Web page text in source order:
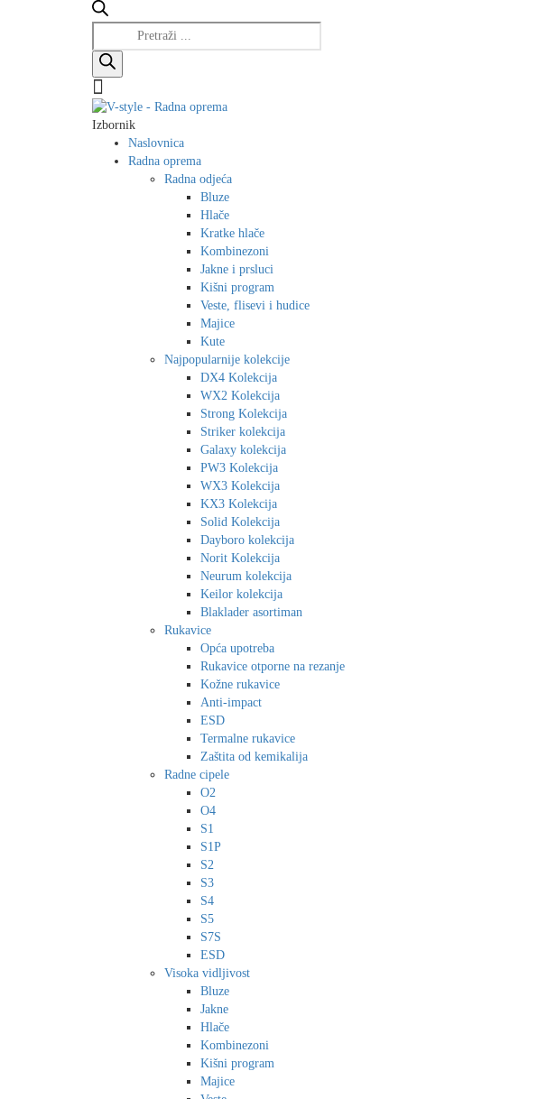
Products
search
Izbornik
Naslovnica
Radna oprema
Radna odjeća
Bluze
Hlače
Kratke hlače
Kombinezoni
Jakne i prsluci
Kišni program
Veste, flisevi i hudice
Majice
Kute
Najpopularnije kolekcije
DX4 Kolekcija
WX2 Kolekcija
Strong Kolekcija
Striker kolekcija
Galaxy kolekcija
PW3 Kolekcija
WX3 Kolekcija
KX3 Kolekcija
Solid Kolekcija
Dayboro kolekcija
Norit Kolekcija
Neurum kolekcija
Keilor kolekcija
Blaklader asortiman
Rukavice
Opća upotreba
Rukavice otporne na rezanje
Kožne rukavice
Anti-impact
ESD
Termalne rukavice
Zaštita od kemikalija
Radne cipele
O2
O4
S1
S1P
S2
S3
S4
S5
S7S
ESD
Visoka vidljivost
Bluze
Jakne
Hlače
Kombinezoni
Kišni program
Majice